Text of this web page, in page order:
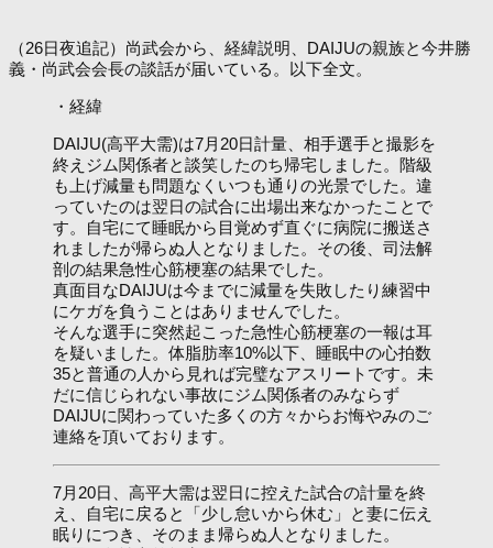
（26日夜追記）尚武会から、経緯説明、DAIJUの親族と今井勝
義・尚武会会長の談話が届いている。以下全文。
・経緯
DAIJU(高平大需)は7月20日計量、相手選手と撮影を
終えジム関係者と談笑したのち帰宅しました。階級
も上げ減量も問題なくいつも通りの光景でした。違
っていたのは翌日の試合に出場出来なかったことで
す。自宅にて睡眠から目覚めず直ぐに病院に搬送さ
れましたが帰らぬ人となりました。その後、司法解
剖の結果急性心筋梗塞の結果でした。
真面目なDAIJUは今までに減量を失敗したり練習中
にケガを負うことはありませんでした。
そんな選手に突然起こった急性心筋梗塞の一報は耳
を疑いました。体脂肪率10%以下、睡眠中の心拍数
35と普通の人から見れば完璧なアスリートです。未
だに信じられない事故にジム関係者のみならず
DAIJUに関わっていた多くの方々からお悔やみのご
連絡を頂いております。
7月20日、高平大需は翌日に控えた試合の計量を終
え、自宅に戻ると「少し怠いから休む」と妻に伝え
眠りにつき、そのまま帰らぬ人となりました。